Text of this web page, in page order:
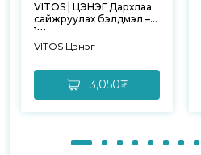
VITOS | ЦЭНЭГ Дархлаа
сайжруулах бэлдмэл –
1ш
VITOS Цэнэг
3,050₮